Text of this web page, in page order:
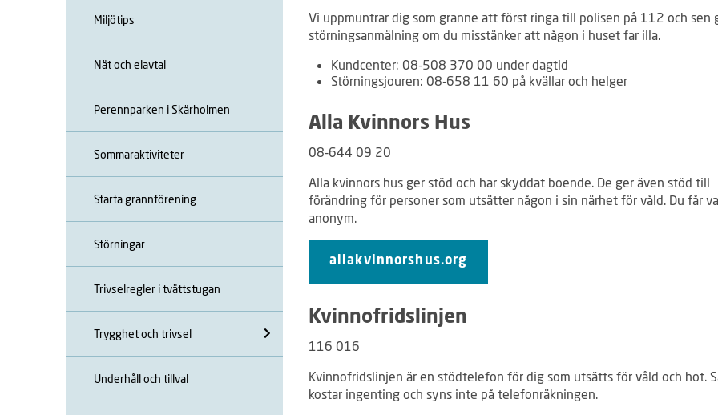
Miljötips
Nät och elavtal
Perennparken i Skärholmen
Sommaraktiviteter
Starta grannförening
Störningar
Trivselregler i tvättstugan
Trygghet och trivsel
Underhåll och tillval
Vi uppmuntrar dig som granne att först ringa till polisen på 112 och sen
störningsanmälning om du misstänker att någon i huset far illa.
Kundcenter: 08-508 370 00 under dagtid
Störningsjouren: 08-658 11 60 på kvällar och helger
Alla Kvinnors Hus
08-644 09 20
Alla kvinnors hus ger stöd och har skyddat boende. De ger även stöd till
förändring för personer som utsätter någon i sin närhet för våld. Du får
anonym.
allakvinnorshus.org
Kvinnofridslinjen
116 016
Kvinnofridslinjen är en stödtelefon för dig som utsätts för våld och hot.
kostar ingenting och syns inte på telefonräkningen.